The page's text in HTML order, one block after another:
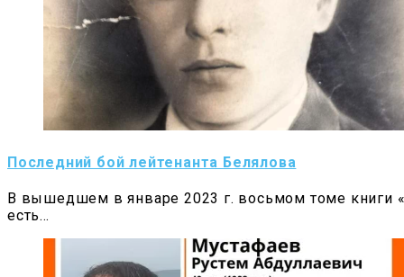
Последний бой лейтенанта Белялова
В вышедшем в январе 2023 г. восьмом томе книги
есть…